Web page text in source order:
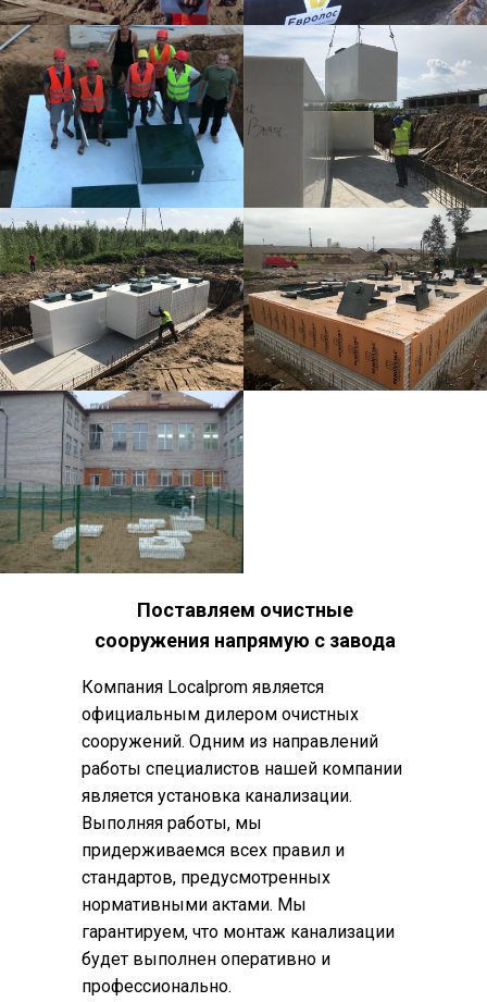
Поставляем очистные
сооружения напрямую с завода
Компания Localprom является
официальным дилером очистных
сооружений. Одним из направлений
работы специалистов нашей компании
является установка канализации.
Выполняя работы, мы
придерживаемся всех правил и
стандартов, предусмотренных
нормативными актами. Мы
гарантируем, что монтаж канализации
будет выполнен оперативно и
профессионально.